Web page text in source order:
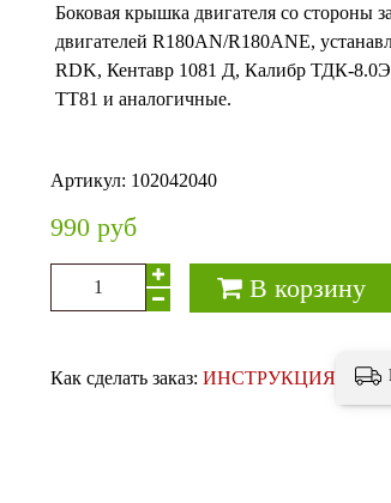
Боковая крышка двигателя со
двигателей R180AN/R180ANE,
RDK, Кентавр 1081 Д, Калибр ТДК-
ТТ81 и аналогичные.
Артикул: 102042040
990 руб
В корзину
Как сделать заказ:ИНСТРУКЦИЯ